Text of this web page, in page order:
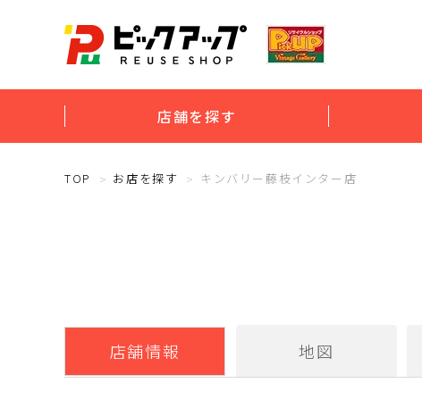
店舗を探す
TOP お店を探す キンバリー藤枝インター店
店舗情報 地図